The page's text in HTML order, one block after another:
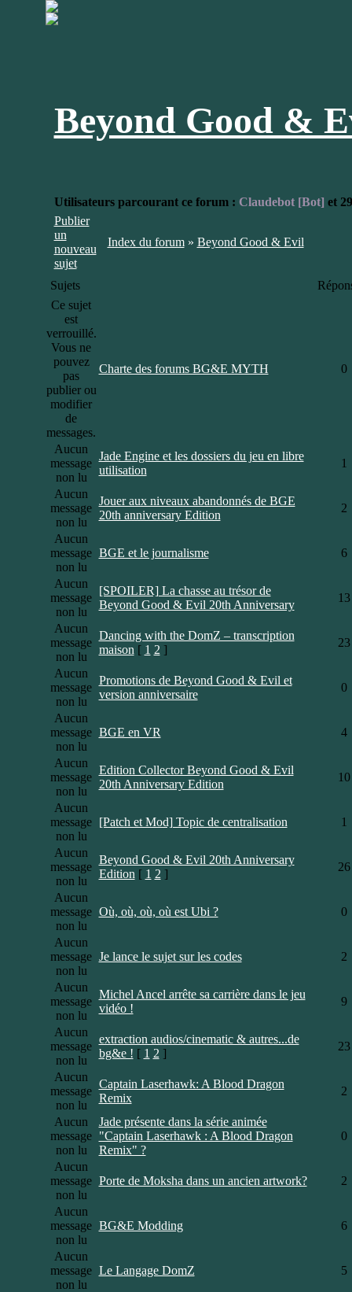
Beyond Good &
Utilisateurs parcourant ce forum : Claudebot [Bot] et
Publier
un
nouveau
sujet
Index du forum» Beyond Good & Evil
Sujets
Ce sujet
est
verrouillé.
Vous ne
pouvez
pas
publier ou
modifier
de
messages.
Charte des forums BG&E MYTH 0
Aucun
message
non lu
Jade Engine et les dossiers du jeu en libre
utilisation
1
Aucun
message
non lu
Jouer aux niveaux abandonnés de BGE
20th anniversary Edition
2
Aucun
message
non lu
BGE et le journalisme 6
Aucun
message
non lu
[SPOILER] La chasse au trésor de
Beyond Good & Evil 20th Anniversary
13
Aucun
message
non lu
Dancing with the DomZ – transcription
maison [ 1 2 ]
23
Aucun
message
non lu
Promotions de Beyond Good & Evil et
version anniversaire
0
Aucun
message
non lu
BGE en VR 4
Aucun
message
non lu
Edition Collector Beyond Good & Evil
20th Anniversary Edition
10
Aucun
message
non lu
[Patch et Mod] Topic de centralisation 1
Aucun
message
non lu
Beyond Good & Evil 20th Anniversary
Edition [ 1 2 ]
26
Aucun
message
non lu
Où, où, où, où est Ubi ? 0
Aucun
message
non lu
Je lance le sujet sur les codes 2
Aucun
message
non lu
Michel Ancel arrête sa carrière dans le jeu
vidéo !
9
Aucun
message
non lu
extraction audios/cinematic & autres...de
bg&e ! [ 1 2 ]
23
Aucun
message
non lu
Captain Laserhawk: A Blood Dragon
Remix
2
Aucun
message
non lu
Jade présente dans la série animée
"Captain Laserhawk : A Blood Dragon
Remix" ?
0
Aucun
message
non lu
Porte de Moksha dans un ancien artwork? 2
Aucun
message
non lu
BG&E Modding 6
Aucun
message
non lu
Le Langage DomZ 5